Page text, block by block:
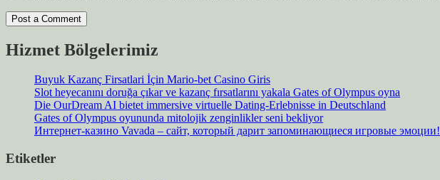
Hizmet Bölgelerimiz
Buyuk Kazanç Firsatlari İçin Mario-bet Casino Giris
Slot heyecanını doruğa çıkar ve kazanç fırsatlarını yakala Gates of Olympus oyna
Die OurDream AI bietet immersive virtuelle Dating-Erlebnisse in Deutschland
Gates of Olympus oyununda mitolojik zenginlikler seni bekliyor
Интернет-казино Vavada – сайт, который дарит запоминающиеся игровые эмоции!
Etiketler